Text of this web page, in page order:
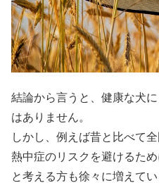
結論から言うと、健康な犬
はありません。
しかし、例えば昔と比べて
熱中症のリスクを避けるた
と考える方も徐々に増えて